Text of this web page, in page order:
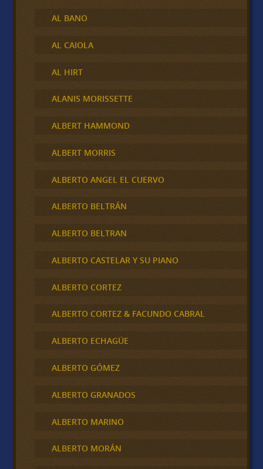
AL BANO
AL CAIOLA
AL HIRT
ALANIS MORISSETTE
ALBERT HAMMOND
ALBERT MORRIS
ALBERTO ANGEL EL CUERVO
ALBERTO BELTRÁN
ALBERTO BELTRAN
ALBERTO CASTELAR Y SU PIANO
ALBERTO CORTEZ
ALBERTO CORTEZ & FACUNDO CABRAL
ALBERTO ECHAGÜE
ALBERTO GÓMEZ
ALBERTO GRANADOS
ALBERTO MARINO
ALBERTO MORÁN